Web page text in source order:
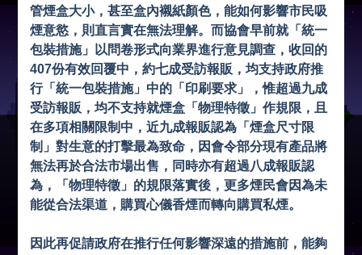
管煙盒大小，甚至盒內襯紙顏色，能如何影響市民吸
煙意慾，則直言實在無法理解。而協會早前就「統一
包裝措施」以問卷形式向業界進行意見調查，收回的
407份有效回覆中，約七成受訪報販，均支持政府推
行「統一包裝措施」中的「印刷要求」，惟超過九成
受訪報販，均不支持就煙盒「物理特徵」作規限，且
在多項相關限制中，近九成報販認為「煙盒尺寸限
制」對生意的打擊最為致命，因會令部分現有產品將
無法再於合法市場出售，同時亦有超過八成報販認
為，「物理特徵」的規限落實後，更多煙民會因為未
能從合法渠道，購買心儀香煙而轉向購買私煙。
因此再促請政府在推行任何影響深遠的措施前，能夠